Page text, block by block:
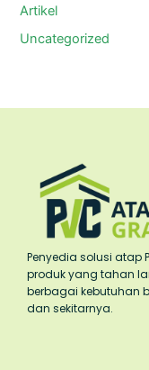
Artikel
Uncategorized
Penyedia solusi atap
produk yang tahan
berbagai kebutuhan
dan sekitarnya.